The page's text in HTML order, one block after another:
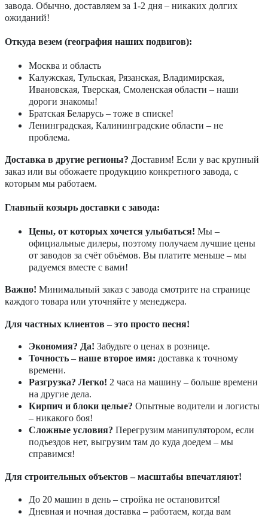
завода. Обычно, доставляем за 1-2 дня – никаких долгих
ожиданий!
Откуда везем (география наших подвигов):
Москва и область
Калужская, Тульская, Рязанская, Владимирская,
Ивановская, Тверская, Смоленская области – наши
дороги знакомы!
Братская Беларусь – тоже в списке!
Ленинградская, Калининградские области – не
проблема.
Доставка в другие регионы? Доставим! Если у вас крупный
заказ или вы обожаете продукцию конкретного завода, с
которым мы работаем.
Главный козырь доставки с завода:
Цены, от которых хочется улыбаться! Мы –
официальные дилеры, поэтому получаем лучшие цены
от заводов за счёт объёмов. Вы платите меньше – мы
радуемся вместе с вами!
Важно! Минимальный заказ с завода смотрите на странице
каждого товара или уточняйте у менеджера.
Для частных клиентов – это просто песня!
Экономия? Да! Забудьте о ценах в рознице.
Точность – наше второе имя: доставка к точному
времени.
Разгрузка? Легко! 2 часа на машину – больше времени
на другие дела.
Кирпич и блоки целые? Опытные водители и логисты
– никакого боя!
Сложные условия? Перегрузим манипулятором, если
подъездов нет, выгрузим там до куда доедем – мы
справимся!
Для строительных объектов – масштабы впечатляют!
До 20 машин в день – стройка не остановится!
Дневная и ночная доставка – работаем, когда вам